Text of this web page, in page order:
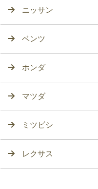
ニッサン
ベンツ
ホンダ
マツダ
ミツビシ
レクサス